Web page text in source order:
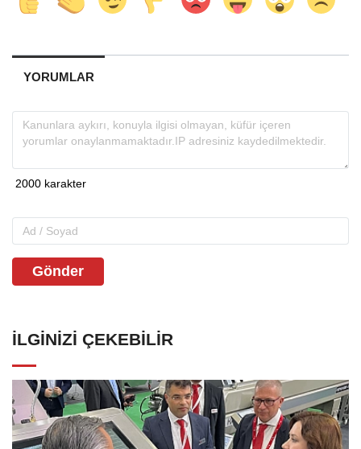
YORUMLAR
Gönder
İLGINIZI ÇEKEBILIR